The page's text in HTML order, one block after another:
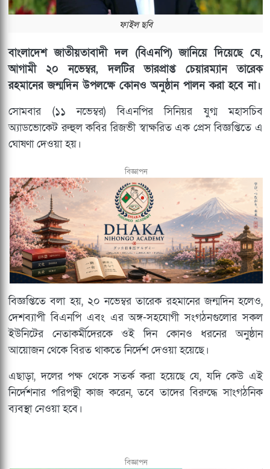
ফাইল ছবি
বাংলাদেশ জাতীয়তাবাদী দল (বিএনপি) জানিয়ে দিয়েছে যে,
আগামী ২০ নভেম্বর, দলটির ভারপ্রাপ্ত চেয়ারম্যান তারেক
রহমানের জন্মদিন উপলক্ষে কোনও অনুষ্ঠান পালন করা হবে না।
সোমবার (১১ নভেম্বর) বিএনপির সিনিয়র যুগ্ম মহাসচিব
অ্যাডভোকেট রুহুল কবির রিজভী স্বাক্ষরিত এক প্রেস বিজ্ঞপ্তিতে এ
ঘোষণা দেওয়া হয়।
বিজ্ঞাপন
বিজ্ঞপ্তিতে বলা হয়, ২০ নভেম্বর তারেক রহমানের জন্মদিন হলেও,
দেশব্যাপী বিএনপি এবং এর অঙ্গ-সহযোগী সংগঠনগুলোর সকল
ইউনিটের নেতাকর্মীদেরকে ওই দিন কোনও ধরনের অনুষ্ঠান
আয়োজন থেকে বিরত থাকতে নির্দেশ দেওয়া হয়েছে।
এছাড়া, দলের পক্ষ থেকে সতর্ক করা হয়েছে যে, যদি কেউ এই
নির্দেশনার পরিপন্থী কাজ করেন, তবে তাদের বিরুদ্ধে সাংগঠনিক
ব্যবস্থা নেওয়া হবে।
বিজ্ঞাপন